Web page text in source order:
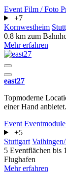
Event Film / Foto
+7
Kornwestheim
0.8 km zum
Mehr erfahren
east27
Topmoderne
einer Hand anbietet.
Event
+5
Stuttgart
5 Eventflächen bis
Flughafen
Mehr erfahren